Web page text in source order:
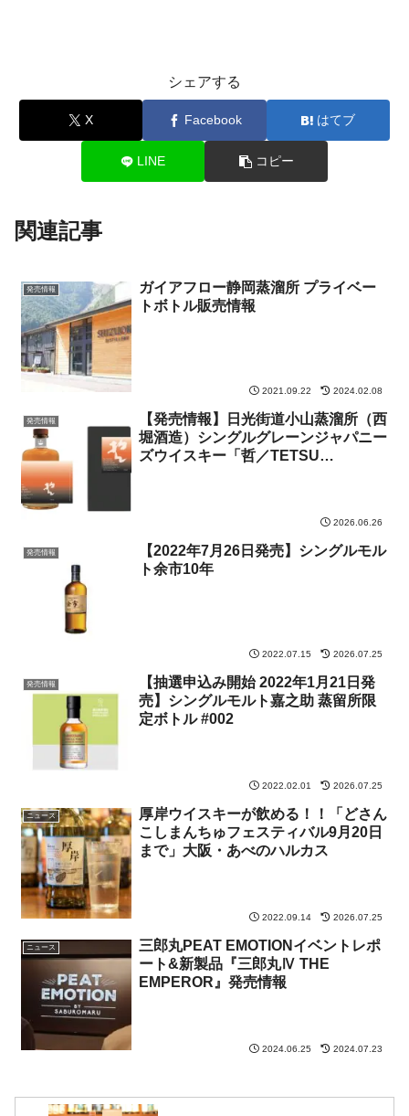
シェアする
X Facebook はてブ
LINE コピー
関連記事
発売情報
ガイアフロー静岡蒸溜所 プライベー
トボトル販売情報
2021.09.22 2024.02.08
発売情報
【発売情報】日光街道小山蒸溜所（西
堀酒造）シングルグレーンジャパニー
ズウイスキー「哲／TETSU
2026.06.26
発売情報
【2022年7月26日発売】シングルモル
ト余市10年
2022.07.15 2026.07.25
発売情報
【抽選申込み開始 2022年1月21日発
売】シングルモルト嘉之助 蒸留所限
定ボトル #002
2022.02.01 2026.07.25
ニュース
厚岸ウイスキーが飲める！！「どさん
こしまんちゅフェスティバル9月20日
まで」大阪・あべのハルカス
2022.09.14 2026.07.25
ニュース
三郎丸PEAT EMOTIONイベントレポ
ート&新製品『三郎丸Ⅳ THE
EMPEROR』発売情報
2024.06.25 2024.07.23